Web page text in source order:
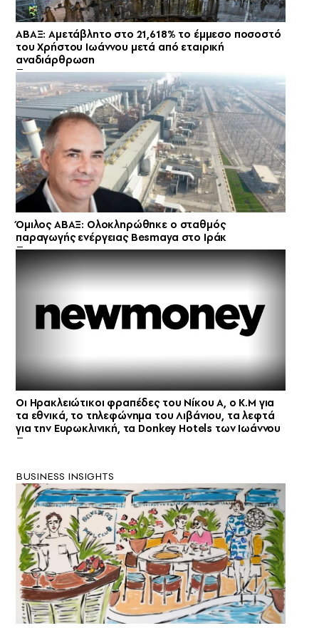
ΑΒΑΞ: Αμετάβλητο στο 21,618% το έμμεσο ποσοστό
του Χρήστου Ιωάννου μετά από εταιρική
αναδιάρθρωση
Όμιλος ΑΒΑΞ: Ολοκληρώθηκε ο σταθμός
παραγωγής ενέργειας Besmaya στο Ιράκ
Οι Ηρακλειώτικοι φραπέδες του Νίκου Α, ο Κ.Μ για
τα εθνικά, το τηλεφώνημα του Λιβάνιου, τα λεφτά
για την Ευρωκλινική, τα Donkey Hotels των Ιωάννου
BUSINESS INSIGHTS